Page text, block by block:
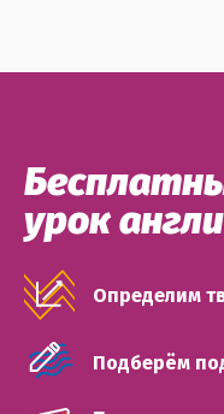
урок
Определим
Подберём